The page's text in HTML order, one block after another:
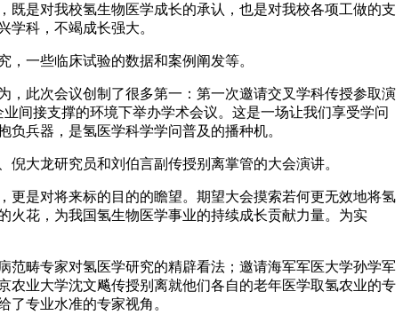
是对我校氢生物医学成长的承认，也是对我校各项工做的支
科，不竭成长强大。
一些临床试验的数据和案例阐发等。
此次会议创制了很多第一：第一次邀请交叉学科传授参取演
间接支撑的环境下举办学术会议。这是一场让我们享受学问
兵器，是氢医学科学学问普及的播种机。
大龙研究员和刘伯言副传授别离掌管的大会演讲。
是对将来标的目的的瞻望。期望大会摸索若何更无效地将氢
火花，为我国氢生物医学事业的持续成长贡献力量。为实
畴专家对氢医学研究的精辟看法；邀请海军军医大学孙学军
业大学沈文飚传授别离就他们各自的老年医学取氢农业的专
专业水准的专家视角。